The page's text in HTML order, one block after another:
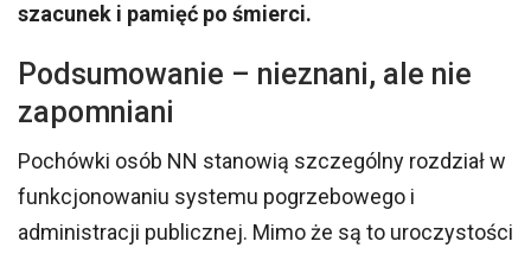
szacunek i pamięć po śmierci.
Podsumowanie – nieznani, ale nie
zapomniani
Pochówki osób NN stanowią szczególny rozdział w
funkcjonowaniu systemu pogrzebowego i
administracji publicznej. Mimo że są to uroczystości